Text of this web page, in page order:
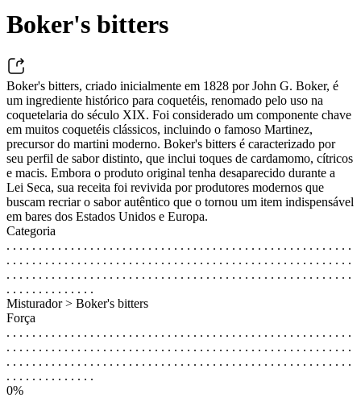
Boker's bitters
Boker's bitters, criado inicialmente em 1828 por John G. Boker, é
um ingrediente histórico para coquetéis, renomado pelo uso na
coquetelaria do século XIX. Foi considerado um componente chave
em muitos coquetéis clássicos, incluindo o famoso Martinez,
precursor do martini moderno. Boker's bitters é caracterizado por
seu perfil de sabor distinto, que inclui toques de cardamomo, cítricos
e macis. Embora o produto original tenha desaparecido durante a
Lei Seca, sua receita foi revivida por produtores modernos que
buscam recriar o sabor autêntico que o tornou um item indispensável
em bares dos Estados Unidos e Europa.
Categoria
. . . . . . . . . . . . . . . . . . . . . . . . . . . . . . . . . . . . . . . . . . . . . . . . . . . . . .
. . . . . . . . . . . . . . . . . . . . . . . . . . . . . . . . . . . . . . . . . . . . . . . . . . . . . .
. . . . . . . . . . . . . . . . . . . . . . . . . . . . . . . . . . . . . . . . . . . . . . . . . . . . . .
. . . . . . . . . . . . . .
Misturador > Boker's bitters
Força
. . . . . . . . . . . . . . . . . . . . . . . . . . . . . . . . . . . . . . . . . . . . . . . . . . . . . .
. . . . . . . . . . . . . . . . . . . . . . . . . . . . . . . . . . . . . . . . . . . . . . . . . . . . . .
. . . . . . . . . . . . . . . . . . . . . . . . . . . . . . . . . . . . . . . . . . . . . . . . . . . . . .
. . . . . . . . . . . . . .
0%